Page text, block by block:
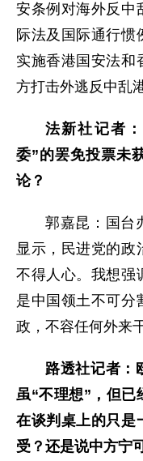
安条例对海外反中
际法及国际通行惯
实施香港国安法和
方打击外逃反中乱
法新社记者
委”的罢免投票未
论？
郭嘉昆：国台
显示，民进党的政
不得人心。我想强
是中国领土不可分
政，不容任何外来
路透社记者：
虽“不理想”，但已
在谈判桌上的只是
受？还是说中方宁